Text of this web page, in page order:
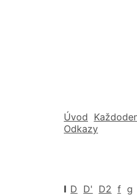
Úvod
Odkazy
I D D' D2 f g